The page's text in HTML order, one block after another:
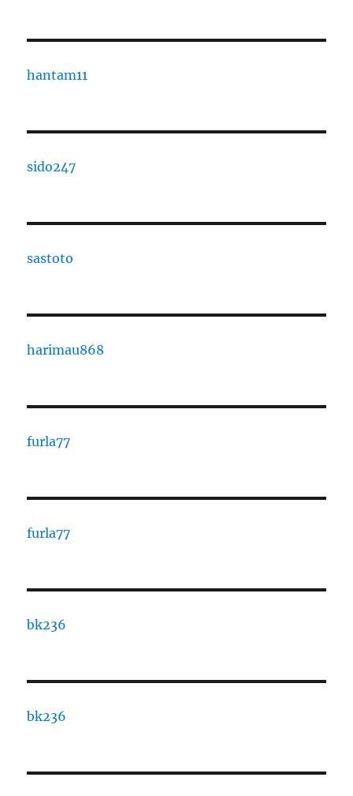
hantam11
sido247
sastoto
harimau868
furla77
furla77
bk236
bk236